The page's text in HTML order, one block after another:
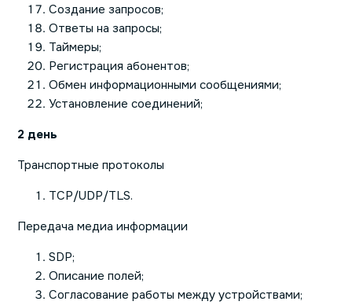
Создание запросов;
Ответы на запросы;
Таймеры;
Регистрация абонентов;
Обмен информационными сообщениями;
Установление соединений;
2 день
Транспортные протоколы
TCP/UDP/TLS.
Передача медиа информации
SDP;
Описание полей;
Согласование работы между устройствами;